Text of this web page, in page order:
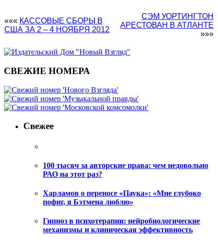
««« КАССОВЫЕ СБОРЫ В
США ЗА 2 – 4 НОЯБРЯ 2012
СЭМ УОРТИНГТОН
АРЕСТОВАН В АТЛАНТЕ
»»»
СВЕЖИЕ НОМЕРА
Свежее
100 тысяч за авторские права: чем недовольно
РАО на этот раз?
Харламов о переносе «Паука»: «Мне глубоко
пофиг, я Бэтмена люблю»
Гипноз в психотерапии: нейробиологические
механизмы и клиническая эффективность